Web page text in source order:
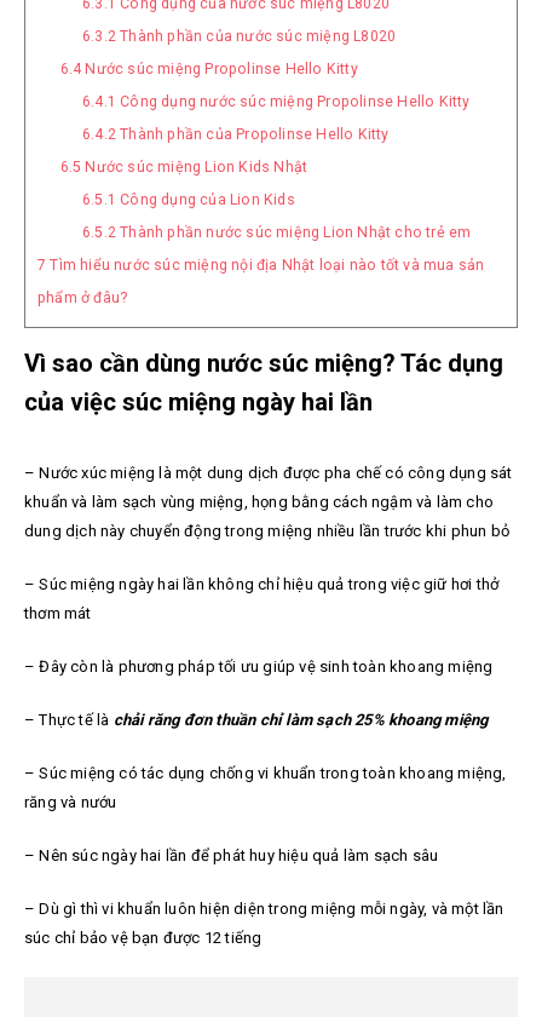
6.3.1 Công dụng của nước súc miệng L8020
6.3.2 Thành phần của nước súc miệng L8020
6.4Nước súc miệng Propolinse Hello Kitty
6.4.1 Công dụng nước súc miệng Propolinse Hello Kitty
6.4.2 Thành phần của Propolinse Hello Kitty
6.5 Nước súc miệng Lion Kids Nhật
6.5.1 Công dụng của Lion Kids
6.5.2 Thành phần nước súc miệng Lion Nhật cho trẻ em
7 Tìm hiểu nước súc miệng nội địa Nhật loại nào tốt và mua sản
phẩm ở đâu?
Vì sao cần dùng nước súc miệng? Tác dụng
của việc súc miệng ngày hai lần
– Nước xúc miệng là một dung dịch được pha chế có công dụng sát
khuẩn và làm sạch vùng miệng, họng bằng cách ngậm và làm cho
dung dịch này chuyển động trong miệng nhiều lần trước khi phun bỏ
– Súc miệng ngày hai lần không chỉ hiệu quả trong việc giữ hơi thở
thơm mát
– Đây còn là phương pháp tối ưu giúp vệ sinh toàn khoang miệng
– Thực tế là chải răng đơn thuần chỉ làm sạch 25% khoang miệng
– Súc miệng có tác dụng chống vi khuẩn trong toàn khoang miệng,
răng và nướu
– Nên súc ngày hai lần để phát huy hiệu quả làm sạch sâu
– Dù gì thì vi khuẩn luôn hiện diện trong miệng mỗi ngày, và một lần
súc chỉ bảo vệ bạn được 12 tiếng